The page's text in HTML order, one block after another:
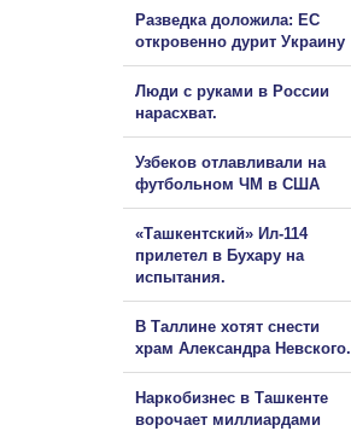
Разведка доложила: ЕС
откровенно дурит Украину
Люди с руками в России
нарасхват.
Узбеков отлавливали на
футбольном ЧМ в США
«Ташкентский» Ил-114
прилетел в Бухару на
испытания.
В Таллине хотят снести
храм Александра Невского.
Наркобизнес в Ташкенте
ворочает миллиардами